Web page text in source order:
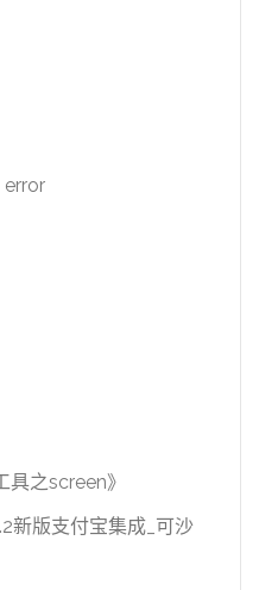
具之screen》
新版支付宝集成_可沙